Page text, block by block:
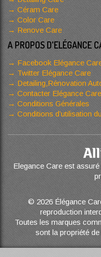
Céram Care
Color Care
Renove Care
A PROPOS D'ELÉGANCE
Facebook Elégance
Twitter Elégance Care
Detailing,Rénovation
Contacter Elégance Care
Conditions Générales
Conditions d’utilisation
Elegance Care est
© 2026 Élégance
reproduction
Toutes les marques
sont la propriété